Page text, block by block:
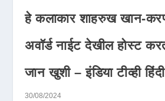
हे कलाकार शाहरुख खान-
अवॉर्ड नाईट देखील होस्ट
जान खुशी – इंडिया टीव्ही हिंदी
30/08/2024